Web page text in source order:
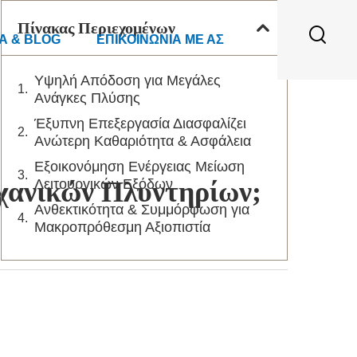
& BLOG ΕΠΙΚΟΙΝΩΝΊΑ ΜΕ ΑΣ
Πλυντηρίων;
Πίνακας Περιεχομένων
Υψηλή Απόδοση για Μεγάλες
Ανάγκες Πλύσης
Έξυπνη Επεξεργασία Διασφαλίζει
Ανώτερη Καθαριότητα & Ασφάλεια
Εξοικονόμηση Ενέργειας Μείωση
Λειτουργικών Εξόδων
Ανθεκτικότητα & Συμμόρφωση για
Μακροπρόθεσμη Αξιοπιστία